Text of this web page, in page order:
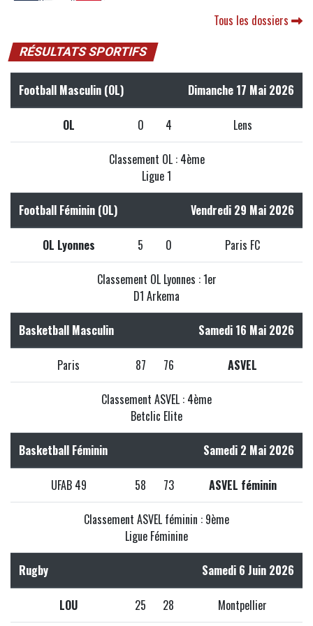
Tous les dossiers
RÉSULTATS SPORTIFS
Football Masculin (OL) Dimanche 17 Mai 2026
OL 0 4 Lens
Classement OL : 4ème
Ligue 1
Football Féminin (OL) Vendredi 29 Mai 2026
OL Lyonnes 5 0 Paris FC
Classement OL Lyonnes : 1er
D1 Arkema
Basketball Masculin Samedi 16 Mai 2026
Paris 87 76 ASVEL
Classement ASVEL : 4ème
Betclic Elite
Basketball Féminin Samedi 2 Mai 2026
UFAB 49 58 73 ASVEL féminin
Classement ASVEL féminin : 9ème
Ligue Féminine
Rugby Samedi 6 Juin 2026
LOU 25 28 Montpellier